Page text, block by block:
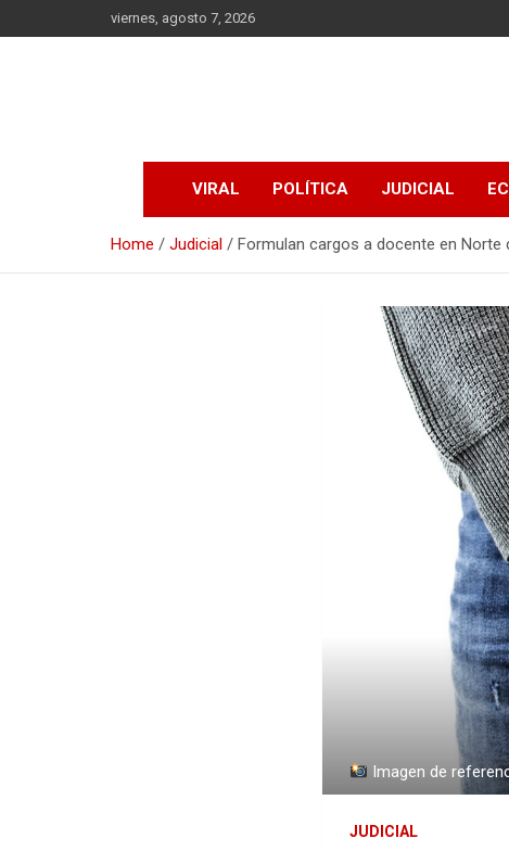
to
viernes, agosto 7, 2026
VIRAL POLÍTICA JUDICIAL
Home Judicial Formulan cargos a docente en Norte
Imagen de
JUDICIAL